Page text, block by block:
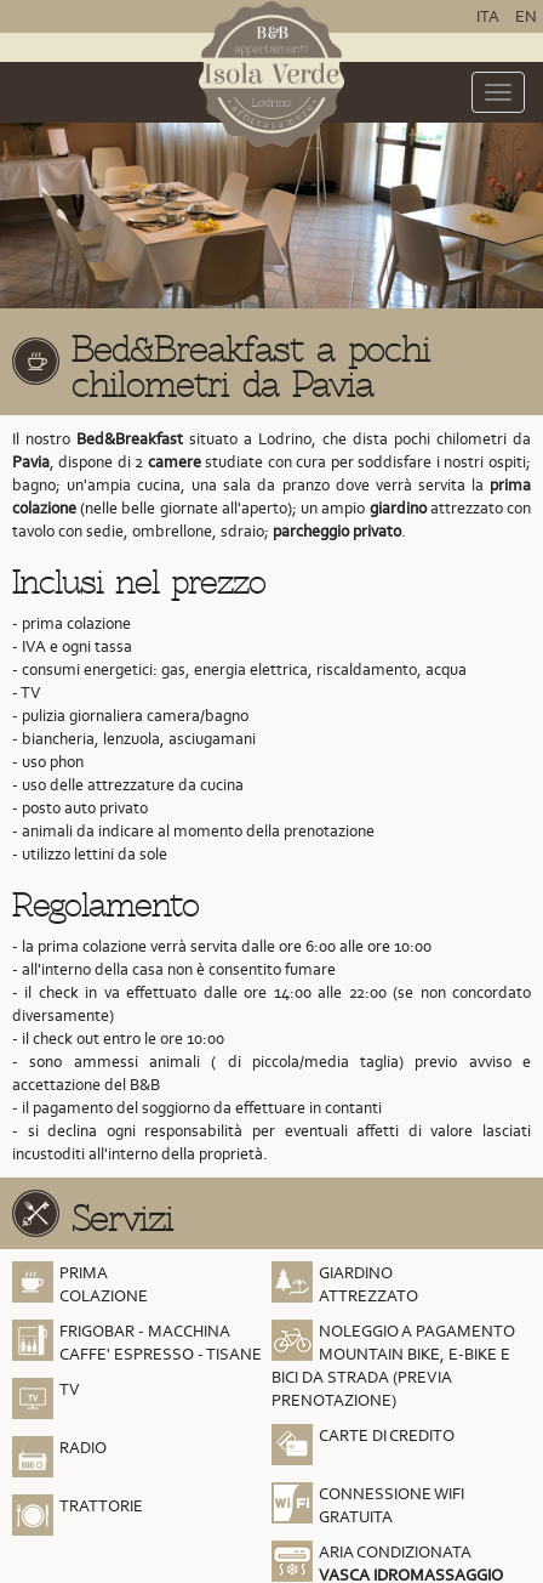
ITA EN
Toggle
Bed&Breakfast a pochi
chilometri da Pavia
Il nostro Bed&Breakfast situato a Lodrino, che dista pochi chilometri da
Pavia, dispone di 2 camerestudiate con cura per soddisfare i nostri ospiti;
bagno; un'ampia cucina, una sala da pranzo dove verrà servita la prima
colazione(nelle belle giornate all'aperto); un ampio giardinoattrezzato con
tavolo con sedie, ombrellone, sdraio; parcheggio privato.
Inclusi nel prezzo
- prima colazione
- IVA e ogni tassa
- consumi energetici: gas, energia elettrica, riscaldamento, acqua
- TV
- pulizia giornaliera camera/bagno
- biancheria, lenzuola, asciugamani
- uso phon
- uso delle attrezzature da cucina
- posto auto privato
- animali da indicare al momento della prenotazione
- utilizzo lettini da sole
Regolamento
- la prima colazione verrà servita dalle ore 6:00 alle ore 10:00
- all'interno della casa non è consentito fumare
- il check in va effettuato dalle ore 14:00 alle 22:00 (se non concordato
diversamente)
- il check out entro le ore 10:00
- sono ammessi animali ( di piccola/media taglia) previo avviso e
accettazione del B&B
- il pagamento del soggiorno da effettuare in contanti
- si declina ogni responsabilità per eventuali affetti di valore lasciati
incustoditi all'interno della proprietà.
Servizi
PRIMA
COLAZIONE
FRIGOBAR - MACCHINA
CAFFE' ESPRESSO - TISANE
TV
RADIO
TRATTORIE
GIARDINO
ATTREZZATO
NOLEGGIO A PAGAMENTO
MOUNTAIN BIKE, E-BIKE E
BICI DA STRADA (PREVIA
PRENOTAZIONE)
CARTE DI CREDITO
CONNESSIONE WIFI
GRATUITA
ARIA CONDIZIONATA
VASCA IDROMASSAGGIO